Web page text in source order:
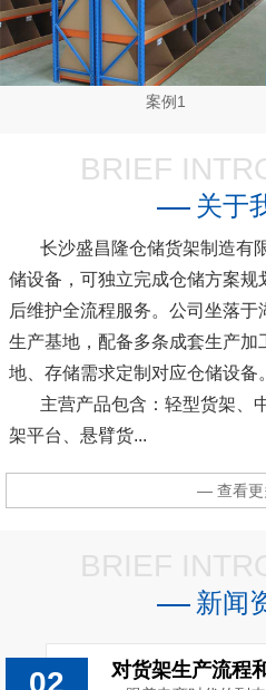
案例1
BRIEF
关于
长沙盛昌隆仓储货架制造有
储设备，可独立完成仓储方案规
后维护全流程服务。公司坐落
生产基地，配备多条成套生产加
地、存储需求定制对应仓储设备。
主营产品包含：轻型货架、
架平台、悬臂货...
— 查看
BRIEF
新闻
对货架生产流程